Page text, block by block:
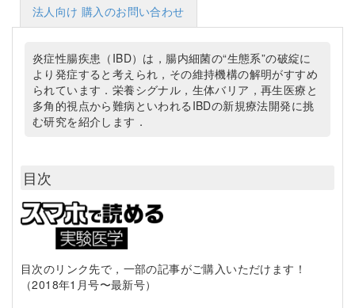
法人向け 購入のお問い合わせ
炎症性腸疾患（IBD）は，腸内細菌の“生態系”の破綻に
より発症すると考えられ，その維持機構の解明がすすめ
られています．栄養シグナル，生体バリア，再生医療と
多角的視点から難病といわれるIBDの新規療法開発に挑
む研究を紹介します．
目次
目次のリンク先で，一部の記事がご購入いただけます！
（2018年1月号〜最新号）